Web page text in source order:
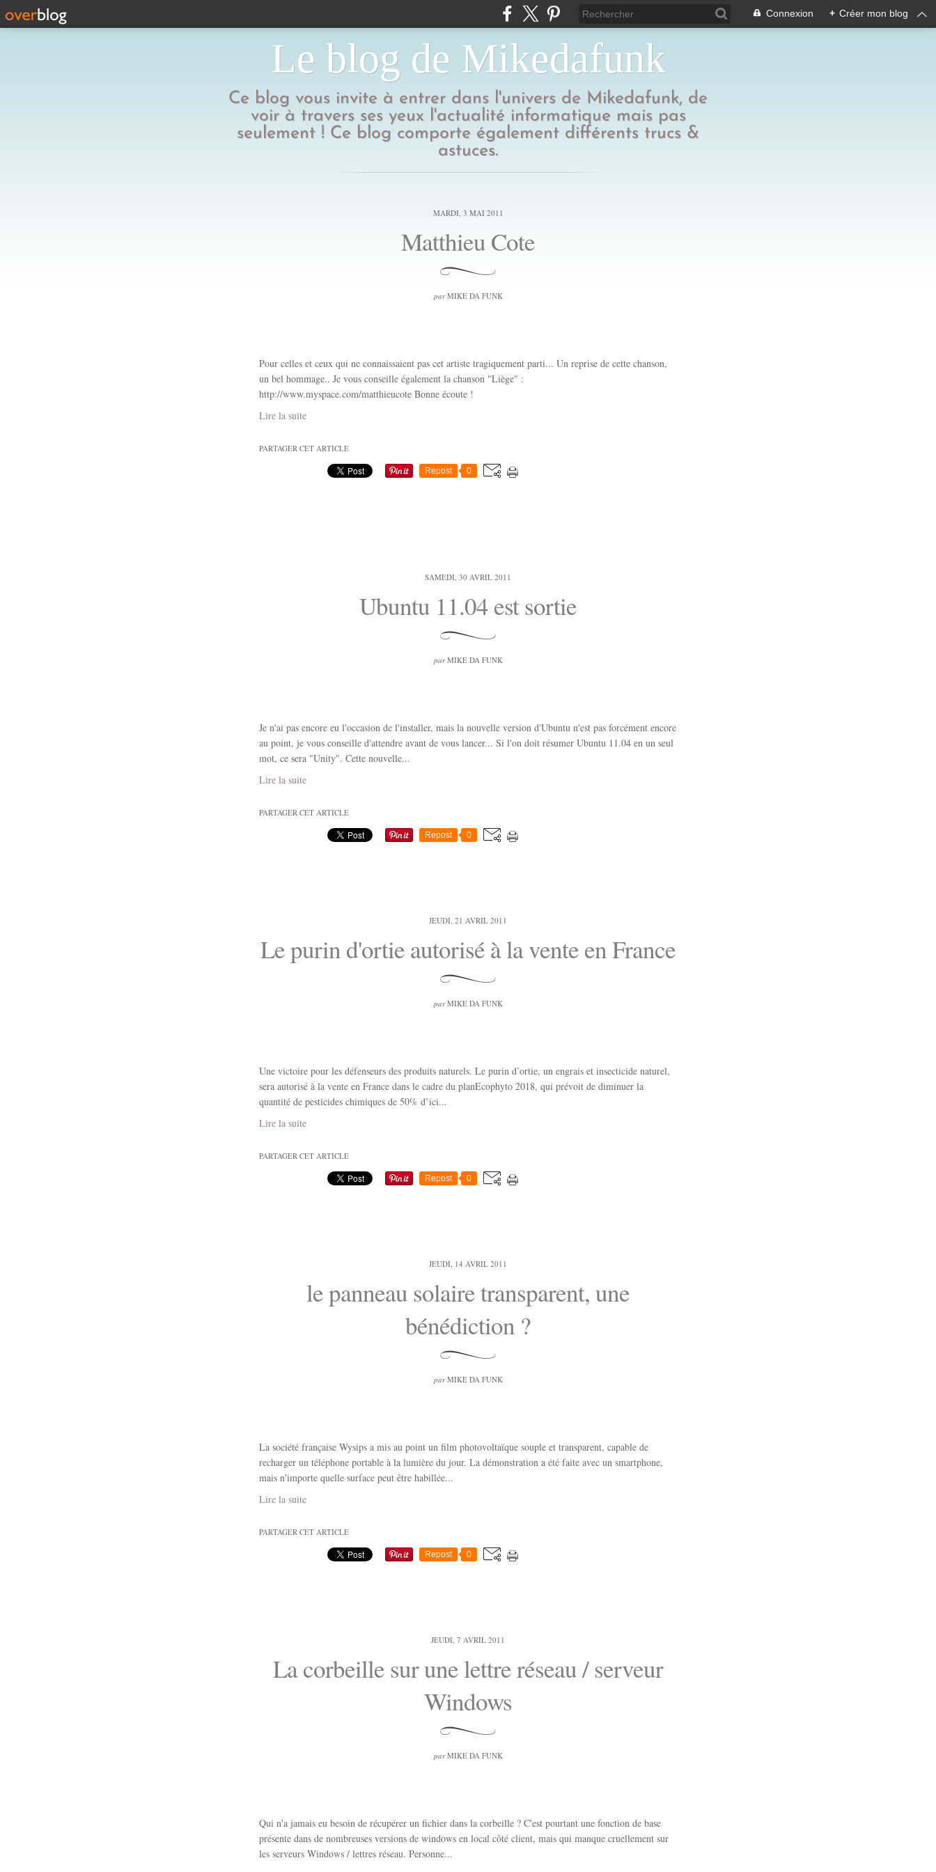
Connexion + Créer mon blog
Le blog de Mikedafunk
Ce blog vous invite à entrer dans l'univers de Mikedafunk, de
voir à travers ses yeux l'actualité informatique mais pas
seulement ! Ce blog comporte également différents trucs &
astuces.
MARDI, 3 MAI 2011
Matthieu Cote
parMIKE DA FUNK
Pour celles et ceux qui ne connaissaient pas cet artiste tragiquement parti... Un reprise de cette chanson,
un bel hommage.. Je vous conseille également la chanson "Liège" :
http://www.myspace.com/matthieucote Bonne écoute !
Lire la suite
PARTAGER CET ARTICLE
Repost 0
SAMEDI, 30 AVRIL 2011
Ubuntu 11.04 est sortie
parMIKE DA FUNK
Je n'ai pas encore eu l'occasion de l'installer, mais la nouvelle version d'Ubuntu n'est pas forcément encore
au point, je vous conseille d'attendre avant de vous lancer... Si l'on doit résumer Ubuntu 11.04 en un seul
mot, ce sera "Unity". Cette nouvelle...
Lire la suite
PARTAGER CET ARTICLE
Repost 0
JEUDI, 21 AVRIL 2011
Le purin d'ortie autorisé à la vente en France
parMIKE DA FUNK
Une victoire pour les défenseurs des produits naturels. Le purin d’ortie, un engrais et insecticide naturel,
sera autorisé à la vente en France dans le cadre du planEcophyto 2018, qui prévoit de diminuer la
quantité de pesticides chimiques de 50% d’ici...
Lire la suite
PARTAGER CET ARTICLE
Repost 0
JEUDI, 14 AVRIL 2011
le panneau solaire transparent, une
bénédiction ?
parMIKE DA FUNK
La société française Wysips a mis au point un film photovoltaïque souple et transparent, capable de
recharger un téléphone portable à la lumière du jour. La démonstration a été faite avec un smartphone,
mais n'importe quelle surface peut être habillée...
Lire la suite
PARTAGER CET ARTICLE
Repost 0
JEUDI, 7 AVRIL 2011
La corbeille sur une lettre réseau / serveur
Windows
parMIKE DA FUNK
Qui n'a jamais eu besoin de récupérer un fichier dans la corbeille ? C'est pourtant une fonction de base
présente dans de nombreuses versions de windows en local côté client, mais qui manque cruellement sur
les serveurs Windows / lettres réseau. Personne...